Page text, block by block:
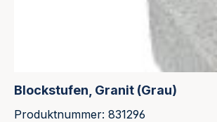
Blockstufen, Granit (Grau)
Produktnummer: 831296